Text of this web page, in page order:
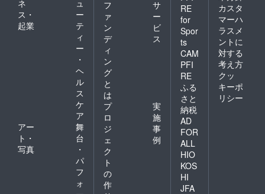
ネ
ス・
起業
ュ
ー
テ
ィ
ー
・
ヘ
ル
ス
ケ
ア
アー
ト・
写真
舞
台
・
パ
フ
ォ
フ
ァ
ン
デ
ィ
ン
グ
と
は
サ
ー
ビ
ス
プ
ロ
ジ
ェ
ク
ト
の
作
実
施
事
例
RE
for
Spor
ts
CAM
PFI
RE
ふる
さと
納税
AD
FOR
ALL
HIO
KOS
HI
JFA
カスタ
マーハ
ラスメ
ントに
対する
考え方
クッ
キーポ
リシー